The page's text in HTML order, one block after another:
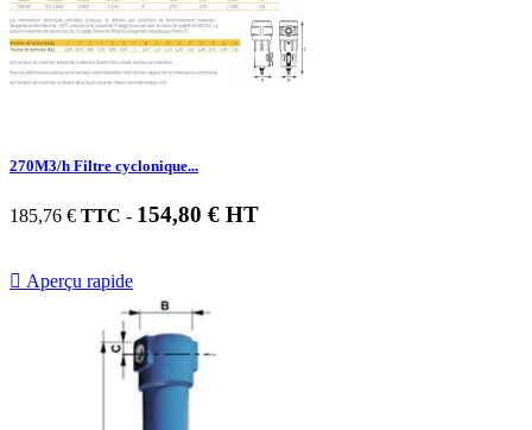
270M3/h Filtre cyclonique...
185,76 € TTC - 154,80 € HT
 Aperçu rapide